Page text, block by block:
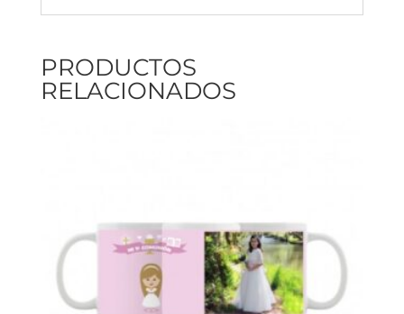
PRODUCTOS
RELACIONADOS